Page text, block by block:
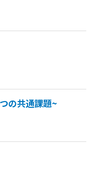
の共通課題~